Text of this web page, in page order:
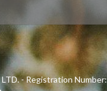
- Registration Number: